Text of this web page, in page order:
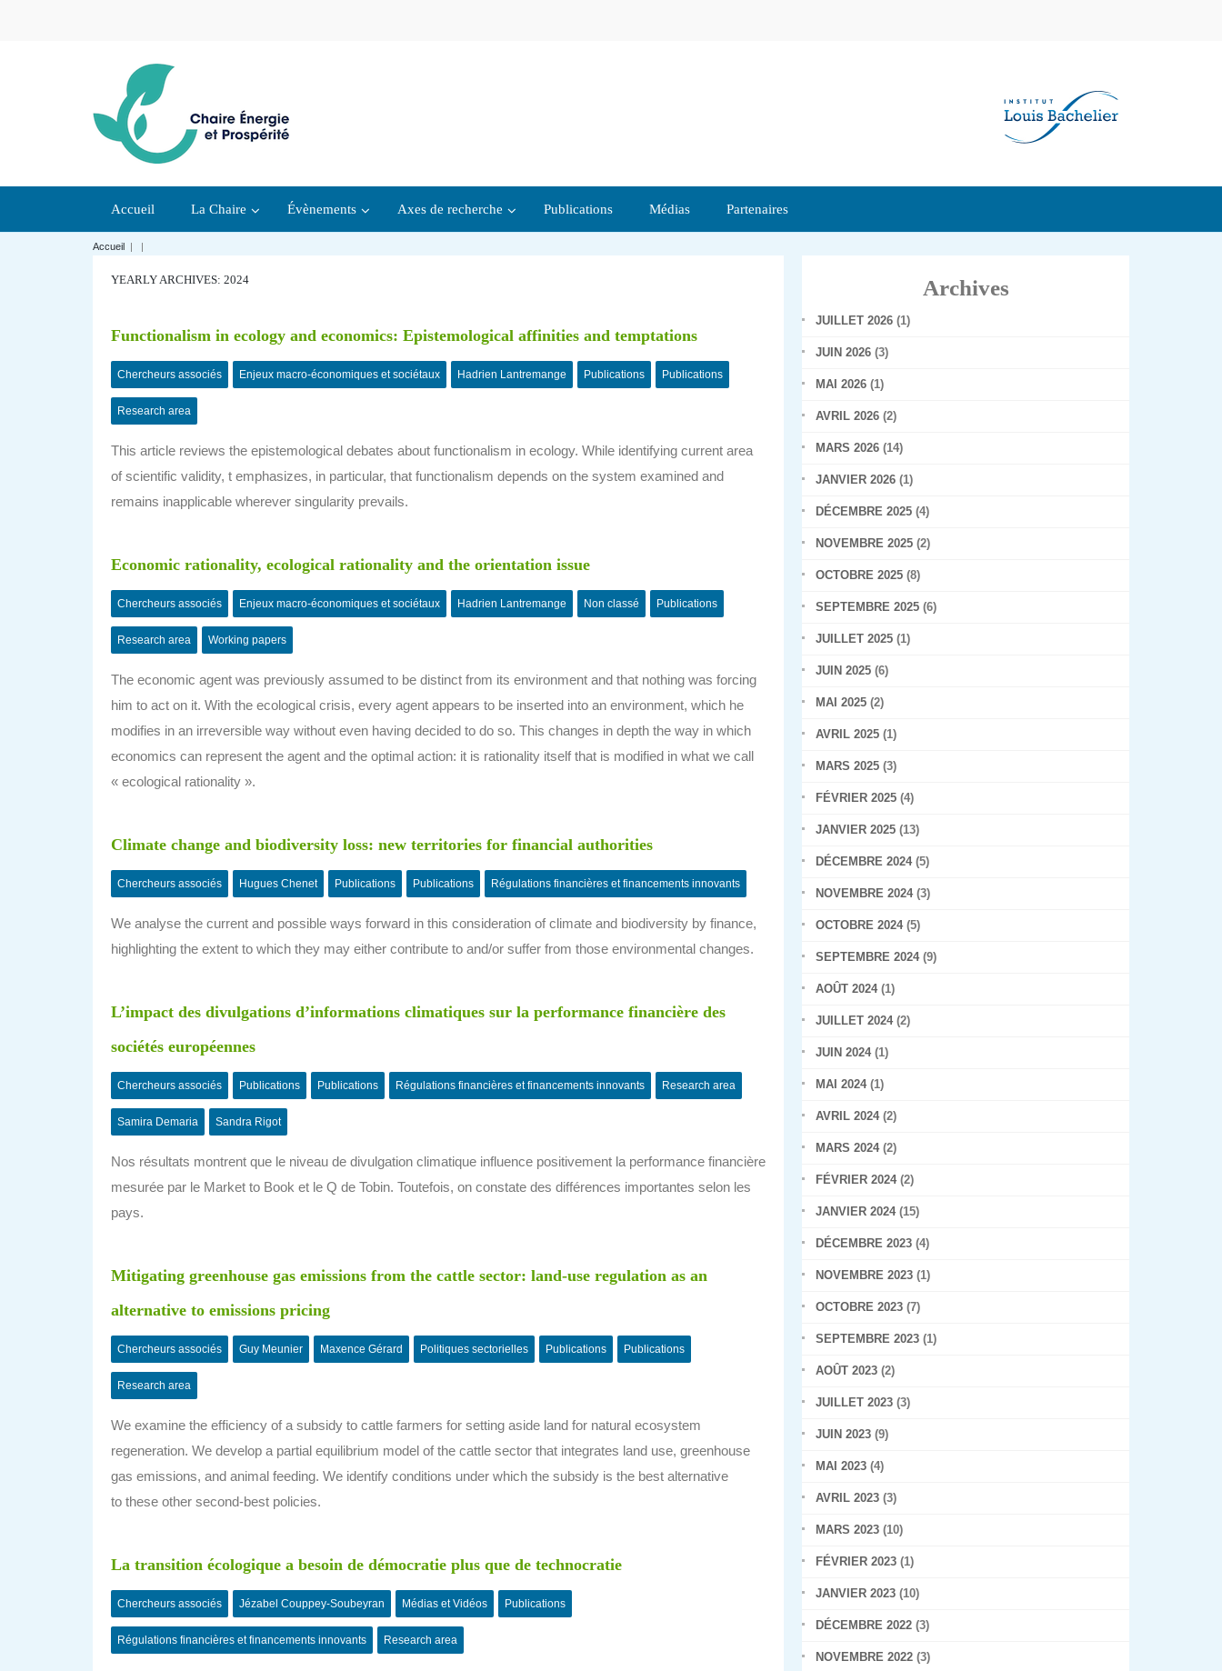
Accueil La Chaire Évènements Axes de recherche Publications Médias Partenaires
Accueil | |
YEARLY ARCHIVES: 2024
Functionalism in ecology and economics: Epistemological affinities and temptations
Chercheurs associés Enjeux macro-économiques et sociétaux Hadrien Lantremange Publications Publications
Research area
This article reviews the epistemological debates about functionalism in ecology. While identifying current area
of scientific validity, t emphasizes, in particular, that functionalism depends on the system examined and
remains inapplicable wherever singularity prevails.
Economic rationality, ecological rationality and the orientation issue
Chercheurs associés Enjeux macro-économiques et sociétaux Hadrien Lantremange Non classé Publications
Research area Working papers
The economic agent was previously assumed to be distinct from its environment and that nothing was forcing
him to act on it. With the ecological crisis, every agent appears to be inserted into an environment, which he
modifies in an irreversible way without even having decided to do so. This changes in depth the way in which
economics can represent the agent and the optimal action: it is rationality itself that is modified in what we call
« ecological rationality ».
Climate change and biodiversity loss: new territories for financial authorities
Chercheurs associés Hugues Chenet Publications Publications Régulations financières et financements innovants
We analyse the current and possible ways forward in this consideration of climate and biodiversity by finance,
highlighting the extent to which they may either contribute to and/or suffer from those environmental changes.
L’impact des divulgations d’informations climatiques sur la performance financière des
sociétés européennes
Chercheurs associés Publications Publications Régulations financières et financements innovants Research area
Samira Demaria Sandra Rigot
Nos résultats montrent que le niveau de divulgation climatique influence positivement la performance financière
mesurée par le Market to Book et le Q de Tobin. Toutefois, on constate des différences importantes selon les
pays.
Mitigating greenhouse gas emissions from the cattle sector: land-use regulation as an
alternative to emissions pricing
Chercheurs associés Guy Meunier Maxence Gérard Politiques sectorielles Publications Publications
Research area
We examine the efficiency of a subsidy to cattle farmers for setting aside land for natural ecosystem
regeneration. We develop a partial equilibrium model of the cattle sector that integrates land use, greenhouse
gas emissions, and animal feeding. We identify conditions under which the subsidy is the best alternative
to these other second-best policies.
La transition écologique a besoin de démocratie plus que de technocratie
Chercheurs associés Jézabel Couppey-Soubeyran Médias et Vidéos Publications
Régulations financières et financements innovants Research area
Archives
JUILLET 2026 (1)
JUIN 2026 (3)
MAI 2026 (1)
AVRIL 2026 (2)
MARS 2026 (14)
JANVIER 2026 (1)
DÉCEMBRE 2025 (4)
NOVEMBRE 2025 (2)
OCTOBRE 2025 (8)
SEPTEMBRE 2025 (6)
JUILLET 2025 (1)
JUIN 2025 (6)
MAI 2025 (2)
AVRIL 2025 (1)
MARS 2025 (3)
FÉVRIER 2025 (4)
JANVIER 2025 (13)
DÉCEMBRE 2024(5)
NOVEMBRE 2024(3)
OCTOBRE 2024(5)
SEPTEMBRE 2024(9)
AOÛT 2024(1)
JUILLET 2024(2)
JUIN 2024(1)
MAI 2024(1)
AVRIL 2024(2)
MARS 2024(2)
FÉVRIER 2024(2)
JANVIER 2024(15)
DÉCEMBRE 2023 (4)
NOVEMBRE 2023 (1)
OCTOBRE 2023 (7)
SEPTEMBRE 2023 (1)
AOÛT 2023 (2)
JUILLET 2023 (3)
JUIN 2023 (9)
MAI 2023 (4)
AVRIL 2023 (3)
MARS 2023 (10)
FÉVRIER 2023 (1)
JANVIER 2023 (10)
DÉCEMBRE 2022 (3)
NOVEMBRE 2022 (3)